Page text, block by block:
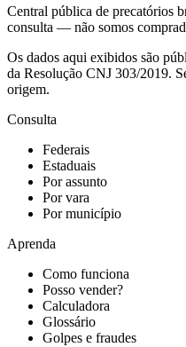
Central pública de precatórios
consulta — não somos
Os dados aqui exibidos são
da Resolução CNJ 303/2019.
origem.
Consulta
Federais
Estaduais
Por assunto
Por vara
Por município
Aprenda
Como funciona
Posso vender?
Calculadora
Glossário
Golpes e fraudes